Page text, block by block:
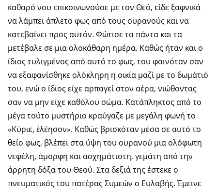
καθαρό νου επικοινωνούσε με τον Θεό, είδε ξαφνικά
να λάμπει άπλετο φως από τους ουρανούς και να
κατεβαίνει προς αυτόν. Φώτισε τα πάντα και τα
μετέβαλε σε μια ολοκάθαρη ημέρα. Καθώς ήταν και ο
ίδιος τυλιγμένος από αυτό το φως, του φαινόταν σαν
να εξαφανίσθηκε ολόκληρη η οικία μαζί με το δωμάτιό
του, ενώ ο ίδιος είχε αρπαγεί στον αέρα, νιώθοντας
σαν να μην είχε καθόλου σώμα. Κατάπληκτος από το
μέγα τούτο μυστήριο κραύγαζε με μεγάλη φωνή το
«Κύριε, ἐλέησον». Καθώς βρισκόταν μέσα σε αυτό το
θείο φως, βλέπει στα ύψη του ουρανού μια ολόφωτη
νεφέλη, άμορφη και ασχημάτιστη, γεμάτη από την
άρρητη δόξα του Θεού. Στα δεξιά της έστεκε ο
πνευματικός του πατέρας Συμεών ο Ευλαβής. Έμεινε